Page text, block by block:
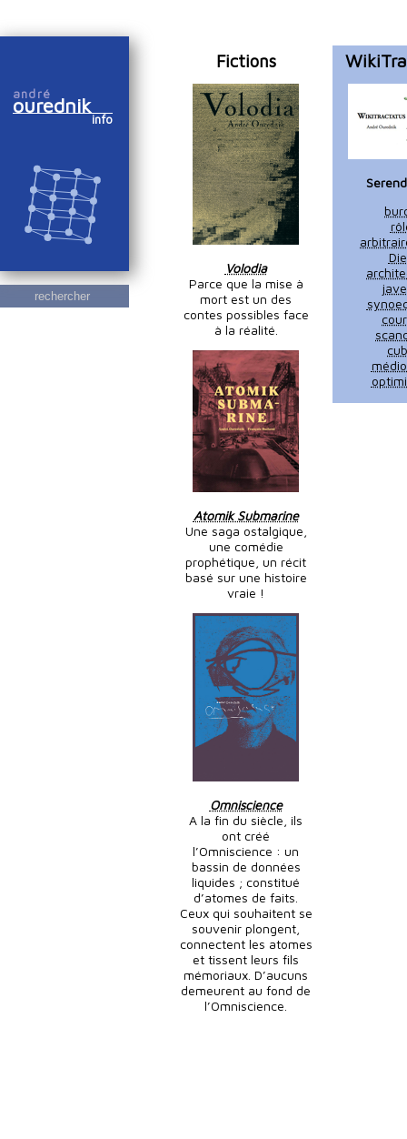
andré
ourednik
info
rechercher
Fictions
Volodia
Parce que la mise à
mort est un des
contes possibles face
à la réalité.
Atomik Submarine
Une saga ostalgique,
une comédie
prophétique, un récit
basé sur une histoire
vraie !
Omniscience
A la fin du siècle, ils
ont créé
l’Omniscience : un
bassin de données
liquides ; constitué
d’atomes de faits.
Ceux qui souhaitent se
souvenir plongent,
connectent les atomes
et tissent leurs fils
mémoriaux. D’aucuns
demeurent au fond de
l’Omniscience.